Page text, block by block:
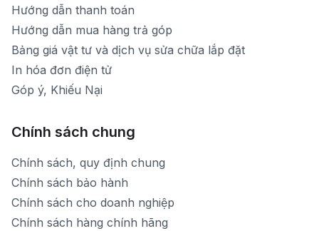
Hướng dẫn thanh toán
Hướng dẫn mua hàng trả góp
Bảng giá vật tư và dịch vụ sửa chữa lắp đặt
In hóa đơn điện tử
Góp ý, Khiếu Nại
Chính sách chung
Chính sách, quy định chung
Chính sách bảo hành
Chính sách cho doanh nghiệp
Chính sách hàng chính hãng